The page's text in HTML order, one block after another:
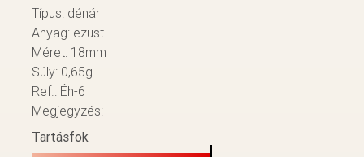
Típus: dénár
Anyag: ezüst
Méret: 18mm
Súly: 0,65g
Ref.: Éh-6
Megjegyzés:
Tartásfok